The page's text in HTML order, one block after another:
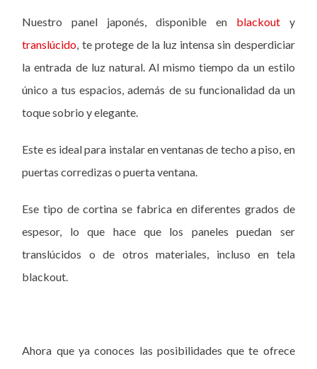
Nuestro panel japonés, disponible en blackouty
translúcido, te protege de la luz intensa sin desperdiciar
la entrada de luz natural. Al mismo tiempo da un estilo
único a tus espacios, además de su funcionalidad da un
toque sobrio y elegante.
Este es ideal para instalar en ventanas de techo a piso, en
puertas corredizas o puerta ventana.
Ese tipo de cortina se fabrica en diferentes grados de
espesor, lo que hace que los paneles puedan ser
translúcidos o de otros materiales, incluso en tela
blackout.
Ahora que ya conoces las posibilidades que te ofrece